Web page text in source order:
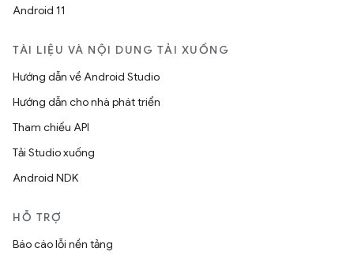
Android 11
TÀI LIỆU VÀ NỘI DUNG TẢI XUỐNG
Hướng dẫn về Android Studio
Hướng dẫn cho nhà phát triển
Tham chiếu API
Tải Studio xuống
Android NDK
HỖ TRỢ
Báo cáo lỗi nền tảng